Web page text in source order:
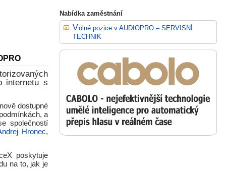
internetu s
dostupné
a
společností
Hronec,
poskytuje
na to, jak je
Nabídka zaměstnání
Volné pozice v AUDIOPRO – SERVISNÍ
TECHNIK